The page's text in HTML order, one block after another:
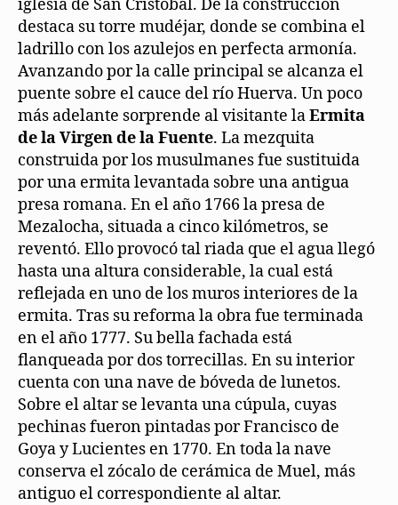
iglesia de San Cristóbal. De la construcción
destaca su torre mudéjar, donde se combina el
ladrillo con los azulejos en perfecta armonía.
Avanzando por la calle principal se alcanza el
puente sobre el cauce del río Huerva. Un poco
más adelante sorprende al visitante laErmita
de la Virgen de la Fuente. La mezquita
construida por los musulmanes fue sustituida
por una ermita levantada sobre una antigua
presa romana. En el año 1766 la presa de
Mezalocha, situada a cinco kilómetros, se
reventó. Ello provocó tal riada que el agua llegó
hasta una altura considerable, la cual está
reflejada en uno de los muros interiores de la
ermita. Tras su reforma la obra fue terminada
en el año 1777. Su bella fachada está
flanqueada por dos torrecillas. En su interior
cuenta con una nave de bóveda de lunetos.
Sobre el altar se levanta una cúpula, cuyas
pechinas fueron pintadas por Francisco de
Goya y Lucientes en 1770. En toda la nave
conserva el zócalo de cerámica de Muel, más
antiguo el correspondiente al altar.